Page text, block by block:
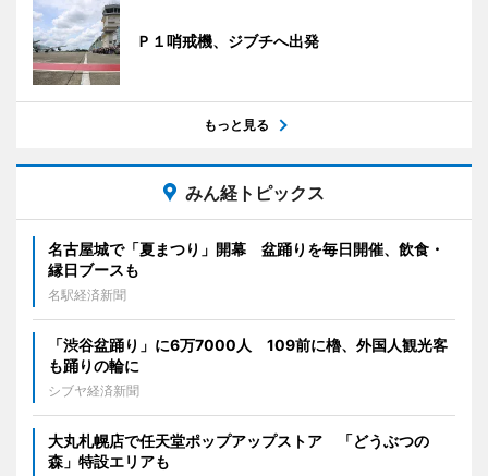
Ｐ１哨戒機、ジブチへ出発
もっと見る
みん経トピックス
名古屋城で「夏まつり」開幕 盆踊りを毎日開催、飲食・
縁日ブースも
名駅経済新聞
「渋谷盆踊り」に6万7000人 109前に櫓、外国人観光客
も踊りの輪に
シブヤ経済新聞
大丸札幌店で任天堂ポップアップストア 「どうぶつの
森」特設エリアも